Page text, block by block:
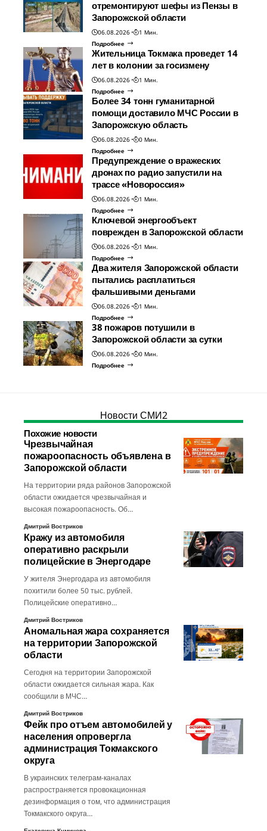
отремонтируют шефы из Пензы в
Запорожской области
06.08.2026
1 Мин.
Подробнее
Жительница Токмака проведет 14
лет в колонии за госизмену
06.08.2026
1 Мин.
Подробнее
Более 34 тонн гуманитарной
помощи доставило МЧС России в
Запорожскую область
06.08.2026
0 Мин.
Подробнее
Предупреждение о вражеских
дронах по радио запустили на
трассе «Новороссия»
06.08.2026
1 Мин.
Подробнее
Ключевой энергообъект
поврежден в Запорожской области
06.08.2026
1 Мин.
Подробнее
Два жителя Запорожской области
пытались расплатиться
фальшивыми деньгами
06.08.2026
1 Мин.
Подробнее
38 пожаров потушили в
Запорожской области за сутки
06.08.2026
0 Мин.
Подробнее
Новости СМИ2
Похожие новости
Чрезвычайная
пожароопасность объявлена в
Запорожской области
На территории ряда районов Запорожской
области ожидается чрезвычайная и
высокая пожароопасность. Об…
Дмитрий Востриков
Кражу из автомобиля
оперативно раскрыли
полицейские в Энергодаре
У жителя Энергодара из автомобиля
похитили более 50 тыс. рублей.
Полицейские оперативно…
Дмитрий Востриков
Аномальная жара сохраняется
на территории Запорожской
области
Сегодня на территории Запорожской
области ожидается сильная жара. Как
сообщили в МЧС…
Дмитрий Востриков
Фейк про отъем автомобилей у
населения опровергла
администрация Токмакского
округа
В украинских телеграм-каналах
распространяется провокационная
дезинформация о том, что администрация
Токмакского округа…